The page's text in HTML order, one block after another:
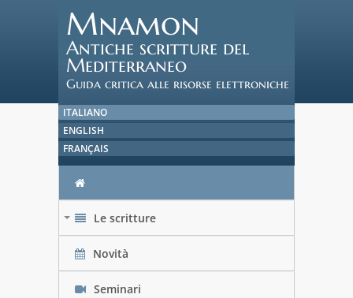
Mnamon
Antiche scritture del
Mediterraneo
Guida critica alle risorse elettroniche
ITALIANO
ENGLISH
FRANÇAIS
Le scritture
Novità
Seminari